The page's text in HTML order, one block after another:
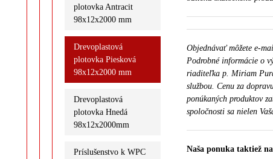
plotovka Antracit
98x12x2000 mm
Drevoplastová
plotovka Piesková
98x12x2000 mm
Drevoplastová
plotovka Hnedá
98x12x2000mm
Príslušenstvo k WPC
Objednávať môžete e-
Podrobné informácie o
riaditeľka p. Miriam
službou. Cenu za
ponúkaných produktov
spoločnosti sa nielen
Naša ponuka taktiež